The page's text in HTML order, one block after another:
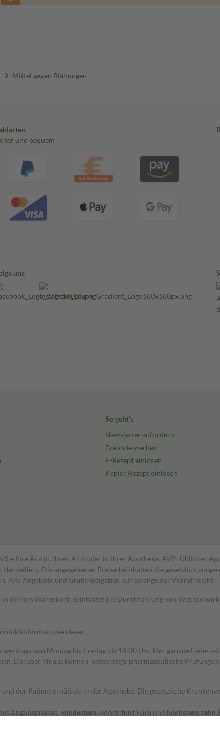
Mittel gegen Blähungen
und bequem
uns
So geht's
Newsletter anfordern
Freunde werben
E-Rezept einlösen
Papier Rezept einlösen
Sie Ihre Ärztin, Ihren Arzt oder in Ihrer Apotheke. AVP: Üblicher
Die angegebenen Preise beinhalten die gesetzlich
Alle Angebote und Gratis-Beigaben nur solange der Vorrat reicht.
deinem Warenkorb beinhaltet die Durchführung von
lesen.
von Montag bis Freitag bis 18:00 Uhr. Der genaue
Darüber hinaus können notwendige pharmazeutische
der Patient erhält sie in der Apotheke. Die gesetzliche
Abgabepreises, mindestens jedoch fünf Euro und höchstens zehn